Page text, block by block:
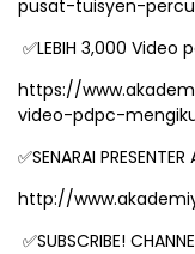
pusat-tuisyen-
✅LEBIH 3,000 Video
https://
video-pdpc-
✅SENARAI PRESENTER
http://
✅SUBSCRIBE!